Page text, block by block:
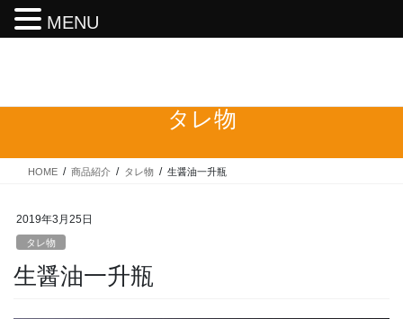
ス
ン
タレ物
HOME 商品紹介 タレ物 生醤油一升瓶
2019年3月25日
タレ物
生醤油一升瓶
MENU